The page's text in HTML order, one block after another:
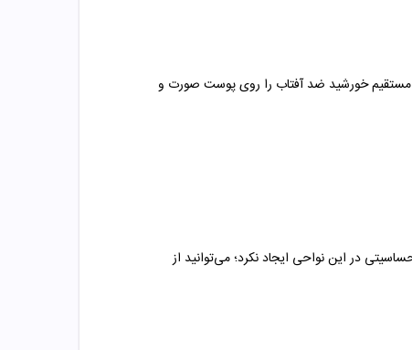
تا 30 دقیقه قبل از قرار گرفتن در معرض نور مستقیم خورشید ضد آفتاب را روی پوست صورت و
آفتاب مقداری از آن را بر روی پوست لاله گوش و یا سطح داخلی بازوی خود بمالید. اگر پس از 24 ساعت حساسیتی در این نواحی ایجاد نکرد؛ می‌توانید از